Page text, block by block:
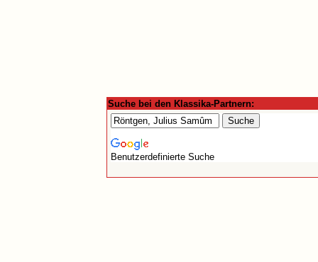
Suche bei den Klassika-Partnern:
Benutzerdefinierte Suche